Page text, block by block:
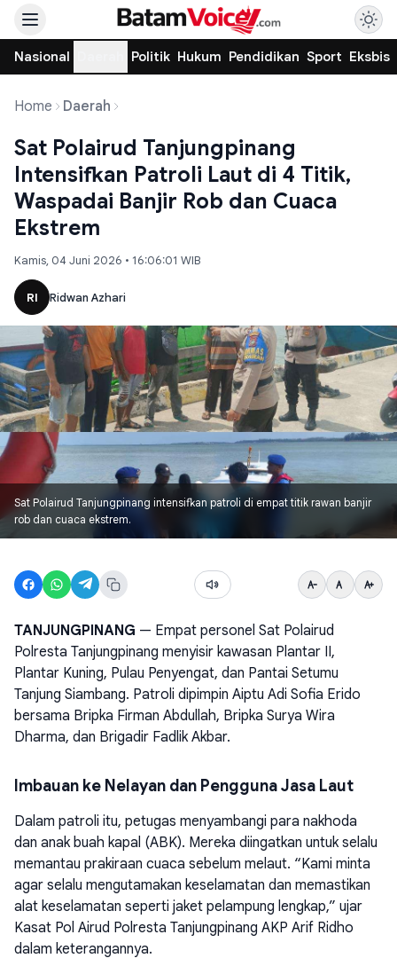
Nasional Politik Hukum Pendidikan Sport Eksbis
Home Daerah
Sat Polairud Tanjungpinang
Intensifkan Patroli Laut di 4 Titik,
Waspadai Banjir Rob dan Cuaca
Ekstrem
Kamis, 04 Juni 2026 • 16:06:01 WIB
RI Ridwan Azhari
Sat Polairud Tanjungpinang intensifkan patroli di empat titik rawan banjir
rob dan cuaca ekstrem.
TANJUNGPINANG — Empat personel Sat Polairud
Polresta Tanjungpinang menyisir kawasan Plantar II,
Plantar Kuning, Pulau Penyengat, dan Pantai Setumu
Tanjung Siambang. Patroli dipimpin Aiptu Adi Sofia Erido
bersama Bripka Firman Abdullah, Bripka Surya Wira
Dharma, dan Brigadir Fadlik Akbar.
Imbauan ke Nelayan dan Pengguna Jasa Laut
Dalam patroli itu, petugas menyambangi para nakhoda
dan anak buah kapal (ABK). Mereka diingatkan untuk selalu
memantau prakiraan cuaca sebelum melaut. “Kami minta
agar selalu mengutamakan keselamatan dan memastikan
alat keselamatan seperti jaket pelampung lengkap,” ujar
Kasat Pol Airud Polresta Tanjungpinang AKP Arif Ridho
dalam keterangannya.